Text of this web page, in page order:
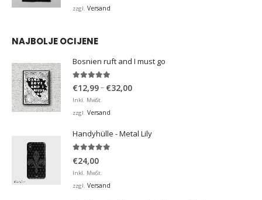
zzgl. Versand
NAJBOLJE OCIJENE
Bosnien ruft and I must go
5.00von 5
€12,99– €32,00Preisspanne:
Inkl. MwSt.
zzgl. Versand
Handyhülle - Metal Lily
€24,00
Inkl. MwSt.
zzgl. Versand